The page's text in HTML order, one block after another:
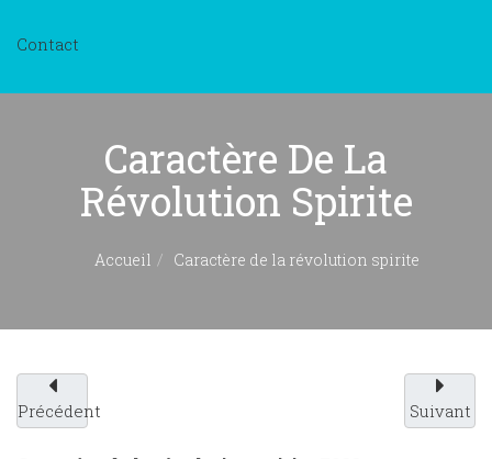
Contact
Caractère De La
Révolution Spirite
Accueil Caractère de la révolution spirite
Précédent Suivant